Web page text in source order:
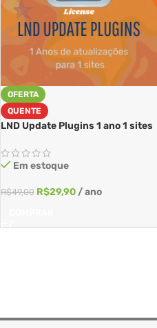
OFERTA
QUENTE
LND Update Plugins 1 ano 1 sites
Em estoque
R$49,00 R$29,90 / ano